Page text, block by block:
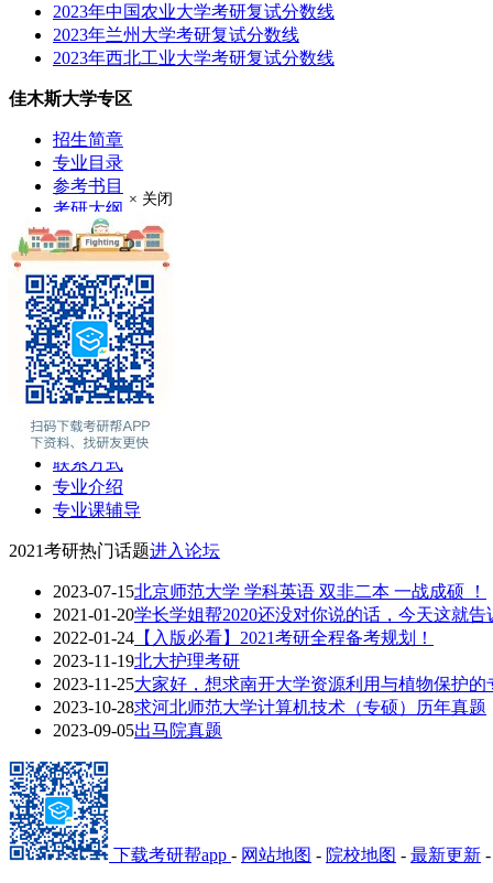
2023年中国农业大学考研复试分数线
2023年兰州大学考研复试分数线
2023年西北工业大学考研复试分数线
佳木斯大学专区
招生简章
专业目录
参考书目
考研大纲
成绩查询
分数线
考研录取
考研真题
报录比
推荐免试
现场确认
在职硕士
考场安排
学费奖助
联系方式
专业介绍
专业课辅导
2021考研热门话题进入论坛
2023-07-15北京师范大学 学科英语 双非二本 一战成硕 ！
2021-01-20学长学姐帮2020还没对你说的话，今天这就告
2022-01-24 【入版必看】2021考研全程备考规划！
2023-11-19北大护理考研
2023-11-25大家好，想求南开大学资源利用与植物保护的
2023-10-28求河北师范大学计算机技术（专硕）历年真题
2023-09-05出马院真题
下载考研帮app - 网站地图 - 院校地图 - 最新更新
× 关闭